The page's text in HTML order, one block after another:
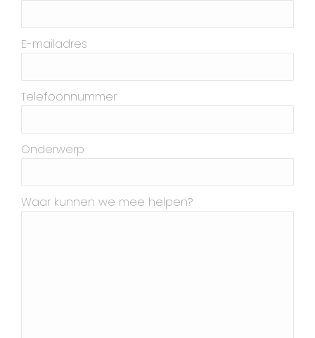
E-mailadres
Telefoonnummer
Onderwerp
Waar kunnen we mee helpen?